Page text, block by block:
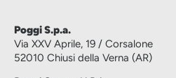
Poggi S.p.a.
Via XXV Aprile, 19 / Corsalone
52010 Chiusi della Verna (AR)